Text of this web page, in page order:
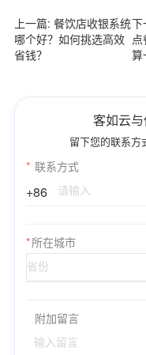
上一篇: 餐饮店收银系统
哪个好？如何挑选高效
省钱？
下
算
客如云
留下您的联系方
* 联系方式
+86
*所在城市
附加留言